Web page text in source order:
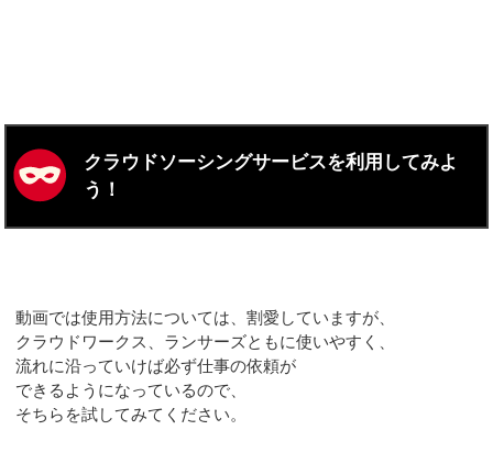
クラウドソーシングサービスを利用してみよ
う！
動画では使用方法については、割愛していますが、
クラウドワークス、ランサーズともに使いやすく、
流れに沿っていけば必ず仕事の依頼が
できるようになっているので、
そちらを試してみてください。